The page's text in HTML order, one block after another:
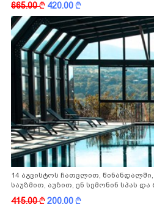
665.00k 420.00k
14 აგვისტოს ჩათვლით,
საუზმით, აუზით, ენ სემონინ სპას
ფასდაკლებით
415.00k200.00k